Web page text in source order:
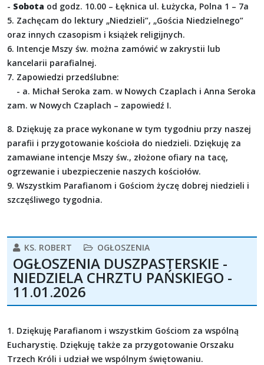
- Sobota od godz. 10.00 – Łęknica ul. Łużycka, Polna 1 – 7a
5. Zachęcam do lektury „Niedzieli”, „Gościa Niedzielnego”
oraz innych czasopism i książek religijnych.
6. Intencje Mszy św. można zamówić w zakrystii lub
kancelarii parafialnej.
7. Zapowiedzi przedślubne:
- a. Michał Seroka zam. w Nowych Czaplach i Anna Seroka
zam. w Nowych Czaplach – zapowiedź I.
8. Dziękuję za prace wykonane w tym tygodniu przy naszej
parafii i przygotowanie kościoła do niedzieli. Dziękuję za
zamawiane intencje Mszy św., złożone ofiary na tacę,
ogrzewanie i ubezpieczenie naszych kościołów.
9. Wszystkim Parafianom i Gościom życzę dobrej niedzieli i
szczęśliwego tygodnia.
KS. ROBERT OGŁOSZENIA
OGŁOSZENIA DUSZPASTERSKIE -
NIEDZIELA CHRZTU PAŃSKIEGO -
11.01.2026
1. Dziękuję Parafianom i wszystkim Gościom za wspólną
Eucharystię. Dziękuję także za przygotowanie Orszaku
Trzech Króli i udział we wspólnym świętowaniu.